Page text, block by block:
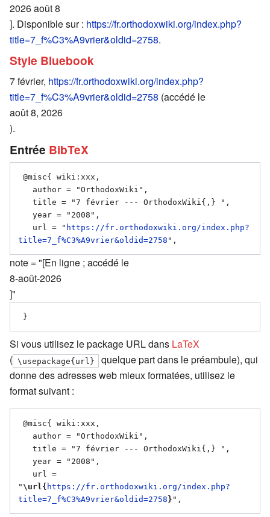
2026 août 8
]. Disponible sur : https://fr.orthodoxwiki.org/index.php?
title=7_f%C3%A9vrier&oldid=2758.
Style Bluebook
7 février, https://fr.orthodoxwiki.org/index.php?
title=7_f%C3%A9vrier&oldid=2758 (accédé le
août 8, 2026
).
Entrée BibTeX
   url = "
https://fr.orthodoxwiki.org/index.php?
title=7_f%C3%A9vrier&oldid=2758
note = "[En ligne ; accédé le
8-août-2026
]"
Si vous utilisez le package URL dans LaTeX
( \usepackage{url}
quelque part dans le préambule), qui
donne des adresses web mieux formatées, utilisez le
format suivant :
" \url{ https://fr.orthodoxwiki.org/index.php?
title=7_f%C3%A9vrier&oldid=2758 }